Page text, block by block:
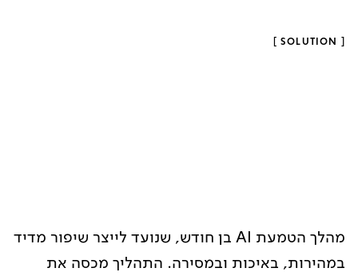
[
SOLUTION
]
מהלך הטמעת AI בן חודש, שנועד לייצר שיפור מדיד
במהירות, באיכות ובמסירה. התהליך מכסה את